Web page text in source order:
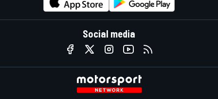
Social media